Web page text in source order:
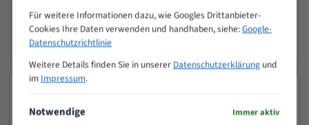
SICHERES SHOPPEN
256 Bit SSL-Verschlüsselung
Für weitere Informationen dazu, wie Googles Drittanbieter-
Cookies Ihre Daten verwenden und handhaben, siehe:Google-
Datenschutzrichtlinie
Weitere Details finden Sie in unserer Datenschutzerklärungund
im Impressum.
Notwendige Immer aktiv